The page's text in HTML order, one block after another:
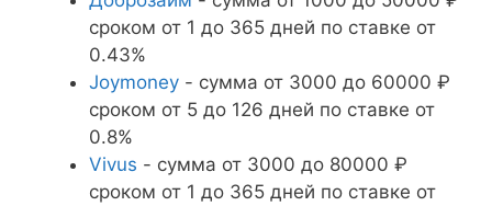
сроком от 1 до 365 дней по ставке от
0.43%
Joymoney - сумма от 3000 до 60000 ₽
сроком от 5 до 126 дней по ставке от
0.8%
Vivus - сумма от 3000 до 80000 ₽
сроком от 1 до 365 дней по ставке от